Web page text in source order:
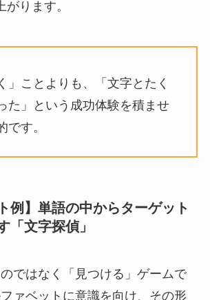
ります。
」ことよりも、「文字とたく
た」という成功体験を積ませ
です。
例】単語の中からターゲット
「文字探偵」
ではなく「見つける」ゲームで
ァベットに意識を向け、その形